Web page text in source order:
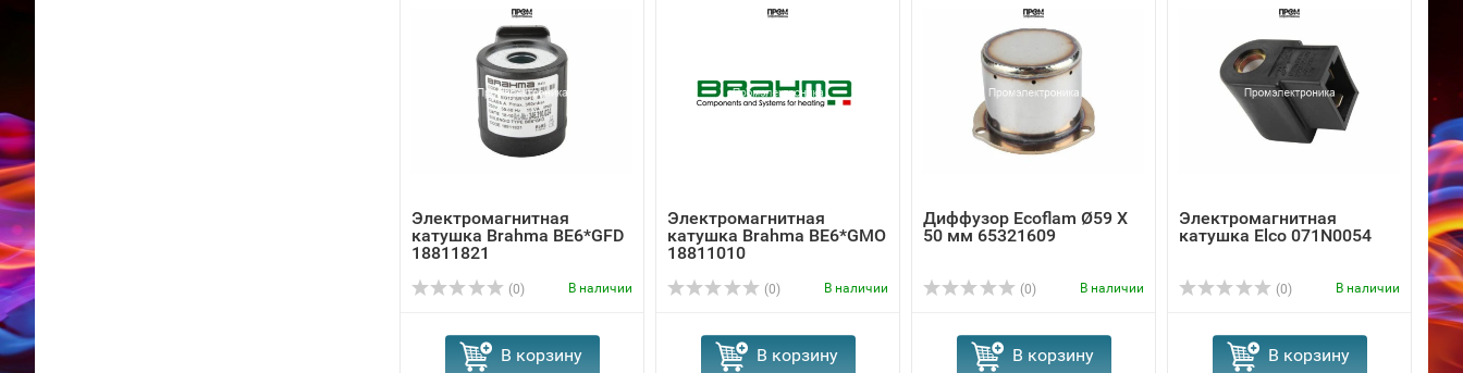
Электромагнитная
катушка Brahma BE6*GFD
18811821
(0) В наличии
В корзину
Электромагнитная
катушка Brahma BE6*GMO
18811010
(0) В наличии
В корзину
Диффузор Ecoflam Ø59 X
50 мм 65321609
(0) В наличии
В корзину
Электромагнитная
катушка Elco 071N0054
(0) В наличии
В корзину